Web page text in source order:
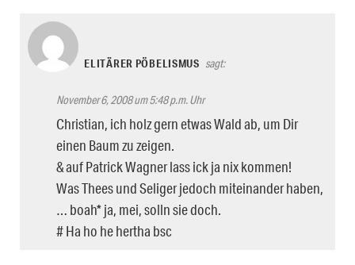
ELITÄRER PÖBELISMUS sagt:
November 6, 2008 um 5:48 p.m. Uhr
Christian, ich holz gern etwas Wald ab, um Dir
einen Baum zu zeigen.
& auf Patrick Wagner lass ick ja nix kommen!
Was Thees und Seliger jedoch miteinander haben,
… boah* ja, mei, solln sie doch.
# Ha ho he hertha bsc